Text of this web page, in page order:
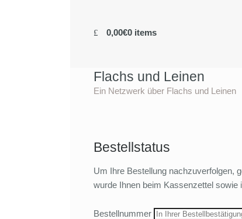
0,00€0 items
Flachs und Leinen
Ein Netzwerk über Flachs und Leinen
Bestellstatus
Um Ihre Bestellung nachzuverfolgen,
wurde Ihnen beim Kassenzettel sowie
Bestellnummer